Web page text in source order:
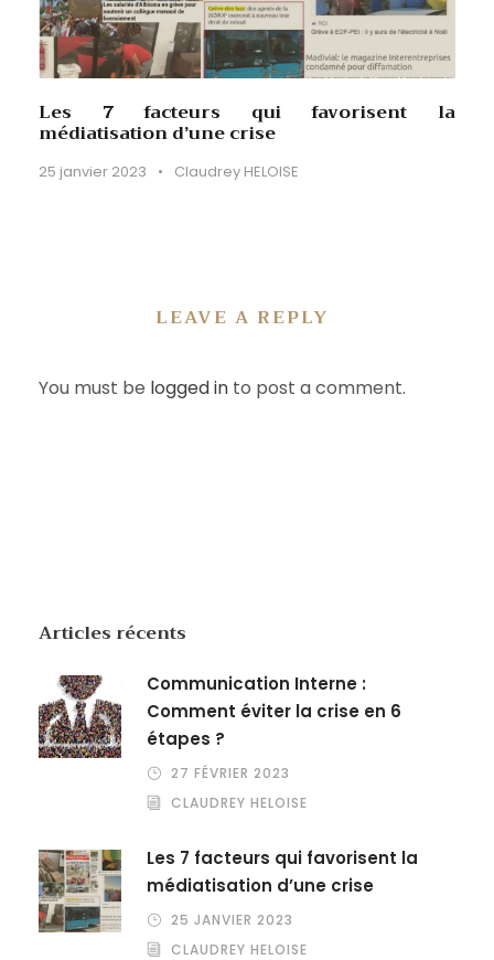
Les 7 facteurs qui favorisent la
médiatisation d’une crise
25 janvier 2023 • Claudrey HELOISE
LEAVE A REPLY
You must be logged in to post a comment.
Articles récents
Communication Interne :
Comment éviter la crise en 6
étapes ?
27 FÉVRIER 2023
CLAUDREY HELOISE
Les 7 facteurs qui favorisent la
médiatisation d’une crise
25 JANVIER 2023
CLAUDREY HELOISE